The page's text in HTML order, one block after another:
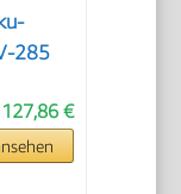
285
127,86 €